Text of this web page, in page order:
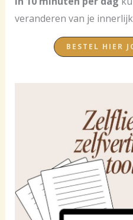
veranderen van je
BESTEL HIER